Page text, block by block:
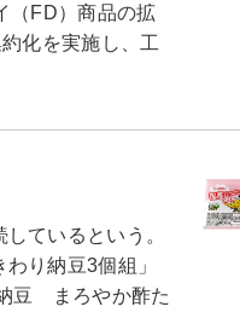
（FD）商品の拡
化を実施し、工
ているという。
り納豆3個組」
豆 まろやか酢た